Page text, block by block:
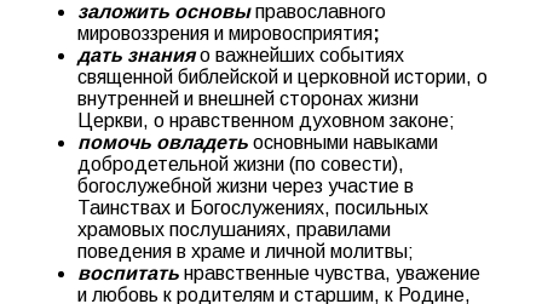
заложить основыправославного
мировоззрения и мировосприятия;
дать знанияо важнейших событиях
священной библейской и церковной истории, о
внутренней и внешней сторонах жизни
Церкви, о нравственном духовном законе;
помочь овладеть основными навыками
добродетельной жизни (по совести),
богослужебной жизни через участие в
Таинствах и Богослужениях, посильных
храмовых послушаниях, правилами
поведения в храме и личной молитвы;
воспитать нравственные чувства, уважение
и любовь к родителям и старшим, к Родине,